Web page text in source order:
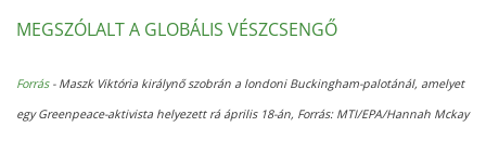
MEGSZÓLALT A GLOBÁLIS VÉSZCSENGŐ
Forrás- Maszk Viktória királynő szobrán a londoni Buckingham-palotánál, amelyet
egy Greenpeace-aktivista helyezett rá április 18-án, Forrás: MTI/EPA/Hannah Mckay